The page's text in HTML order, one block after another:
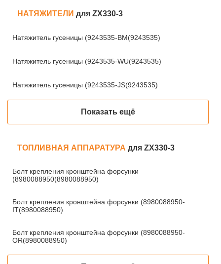
НАТЯЖИТЕЛИ для ZX330-3
Натяжитель гусеницы (9243535-BM(9243535)
Натяжитель гусеницы (9243535-WU(9243535)
Натяжитель гусеницы (9243535-JS(9243535)
Показать ещё
ТОПЛИВНАЯ АППАРАТУРА для ZX330-3
Болт крепления кронштейна форсунки
(8980088950(8980088950)
Болт крепления кронштейна форсунки (8980088950-
IT(8980088950)
Болт крепления кронштейна форсунки (8980088950-
OR(8980088950)